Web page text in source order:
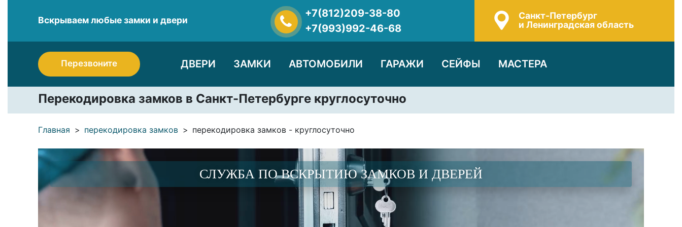
Вскрываем любые замки и двери
+7(812)209-38-80
+7(993)992-46-68
Санкт-Петербург
и Ленинградская область
Перезвоните ДВЕРИ ЗАМКИ АВТОМОБИЛИ ГАРАЖИ СЕЙФЫ МАСТЕРА
Перекодировка замков в Санкт-Петербурге круглосуточно
Главная перекодировка замков перекодировка замков - круглосуточно
СЛУЖБА ПО ВСКРЫТИЮ ЗАМКОВ И ДВЕРЕЙ